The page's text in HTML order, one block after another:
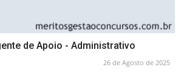
de Apoio - Administrativo
26 de Agosto de 2025